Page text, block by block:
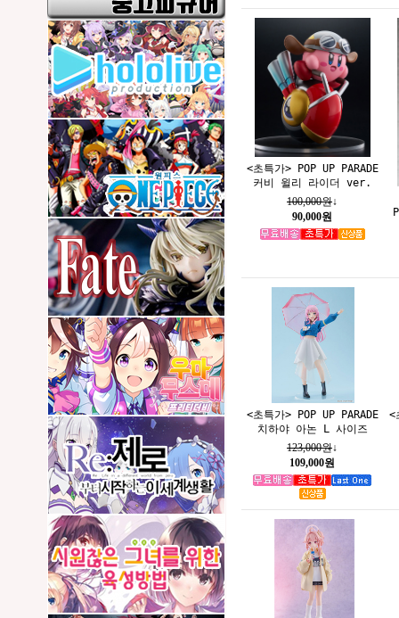
<초특가> POP UP PARADE
커비 윌리 라이더 ver.
100,000원↓
90,000원
<초특가> POP UP PARADE
치하야 아논 L 사이즈
123,000원↓
109,000원
<